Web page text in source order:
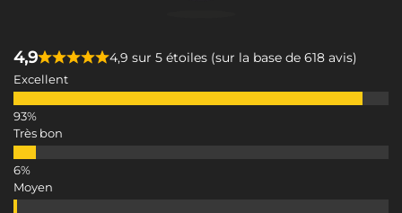
4,9 4,9 sur 5 étoiles (sur la base de 618 avis)
Excellent
Très bon
Moyen